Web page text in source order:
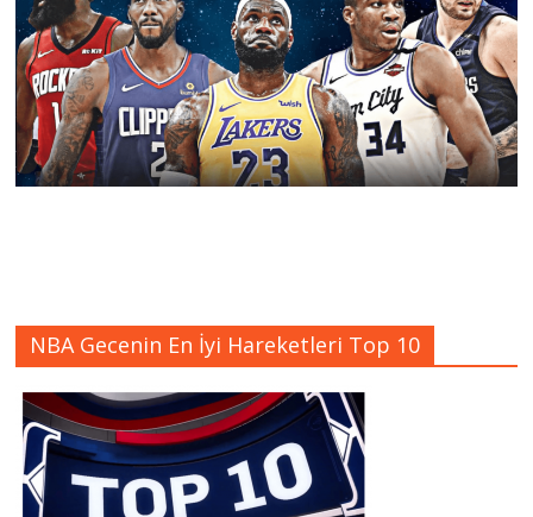
NBA Gecenin En İyi Hareketleri Top 10